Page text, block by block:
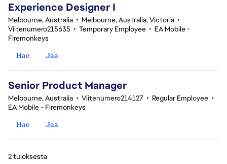
Experience Designer I
Melbourne, Australia • Melbourne, Australia, Victoria •
Viitenumero215635 • Temporary Employee • EA Mobile -
Firemonkeys
Hae
Jaa
Senior Product Manager
Melbourne, Australia • Viitenumero214127 • Regular Employee •
EA Mobile - Firemonkeys
Hae
Jaa
2 tuloksesta